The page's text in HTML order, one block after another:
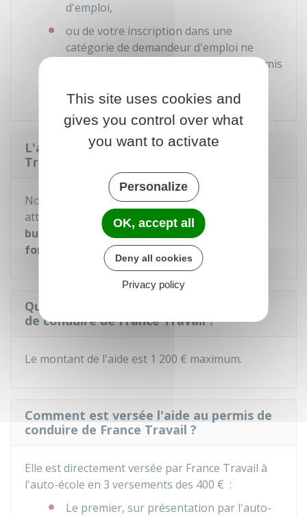
d'emploi,
ou de votre inscription dans une
catégorie de demandeur d'emploi ne
pouvant pas bénéficier de l'aide au permis
L'aide au permis de conduire de France
Travail est-elle automatique ?
Non : l'aide au permis de conduire ne peut être
attribuée que
dans la limite des enveloppes
budgétaires disponibles.
Elles
varient en
fonction des régions.
Quel est le montant de l'aide au permis
de conduire de France Travail ?
Le montant de l'aide est 1 200 € maximum.
Comment est versée l'aide au permis de
conduire de France Travail ?
Elle est directement versée par France Travail à
l'auto-école en 3 versements des 400 € :
Le premier, sur présentation par l'auto-
This site uses cookies and
gives you control over what
you want to activate
Personalize
OK, accept all
Deny all cookies
Privacy policy